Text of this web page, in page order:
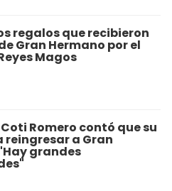
regalos que recibieron
Gran Hermano por el
Magos
Romero contó que su
a Gran
grandes